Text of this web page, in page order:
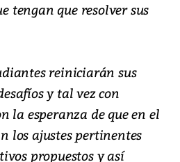
tengan que resolver sus
reiniciarán sus
y tal vez con
la esperanza de que en el
los ajustes pertinentes
propuestos y así